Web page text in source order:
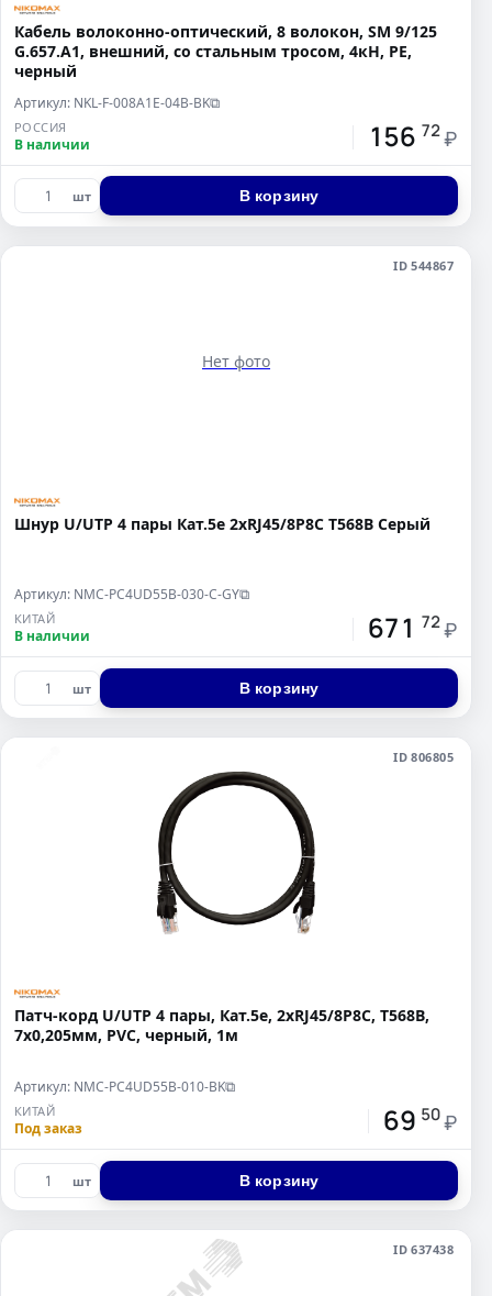
Кабель волоконно-оптический, 8 волокон, SM 9/125
G.657.A1, внешний, со стальным тросом, 4кН, PE,
черный
Артикул: NKL-F-008A1E-04B-BK⧉
РОССИЯ
В наличии 156 72 ₽
шт В корзину
ID 544867
Нет фото
Шнур U/UTP 4 пары Кат.5e 2хRJ45/8P8C T568B Серый
Артикул: NMC-PC4UD55B-030-C-GY⧉
КИТАЙ
В наличии 671 72 ₽
шт В корзину
ID 806805
Патч-корд U/UTP 4 пары, Кат.5e, 2хRJ45/8P8C, T568B,
7х0,205мм, PVC, черный, 1м
Артикул: NMC-PC4UD55B-010-BK⧉
КИТАЙ
Под заказ 69 50 ₽
шт В корзину
ID 637438